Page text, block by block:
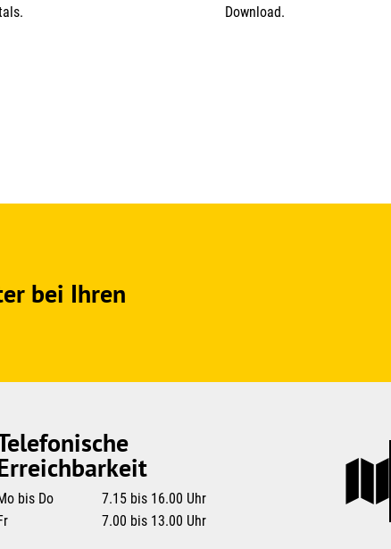
Download.
bei Ihren
bis Do
7.15 bis 16.00 Uhr
7.00 bis 13.00 Uhr